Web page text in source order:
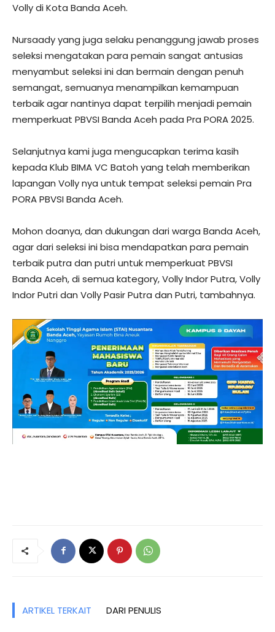
Volly di Kota Banda Aceh.
Nursaady yang juga selaku penanggung jawab proses
seleksi mengatakan para pemain sangat antusias
menyambut seleksi ini dan bermain dengan penuh
semangat, semuanya menampilkan kemampuan
terbaik agar nantinya dapat terpilih menjadi pemain
memperkuat PBVSI Banda Aceh pada Pra PORA 2025.
Selanjutnya kami juga mengucapkan terima kasih
kepada Klub BIMA VC Batoh yang telah memberikan
lapangan Volly nya untuk tempat seleksi pemain Pra
PORA PBVSI Banda Aceh.
Mohon doanya, dan dukungan dari warga Banda Aceh,
agar dari seleksi ini bisa mendapatkan para pemain
terbaik putra dan putri untuk memperkuat PBVSI
Banda Aceh, di semua kategory, Volly Indor Putra, Volly
Indor Putri dan Volly Pasir Putra dan Putri, tambahnya.
ARTIKEL TERKAIT DARI PENULIS